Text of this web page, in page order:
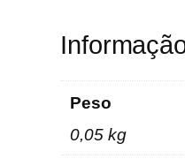
Peso
0,05 kg